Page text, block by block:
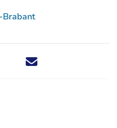
Brabant
Deel dit nieuwsbericht via X -
Deel dit nieuwsbericht via
Deel dit nieuwsbericht
Deel dit